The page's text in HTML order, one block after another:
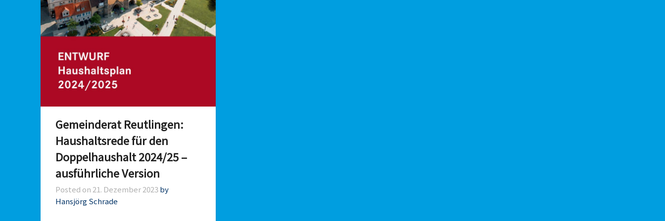
Gemeinderat Reutlingen:
Haushaltsrede für den
Doppelhaushalt 2024/25 –
ausführliche Version
Posted on21. Dezember 2023by
Hansjörg Schrade